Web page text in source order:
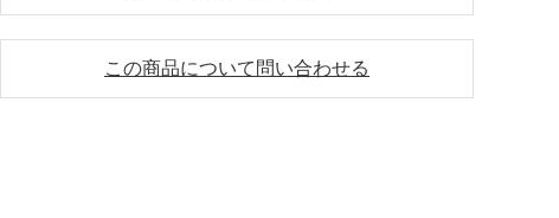
この商品について問い合わせる